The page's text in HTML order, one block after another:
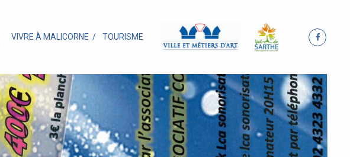
VIVRE À MALICORNE TOURISME